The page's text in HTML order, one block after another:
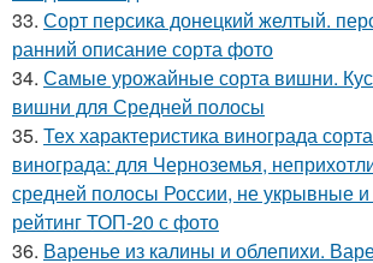
33. Сорт персика донецкий желтый.
ранний описание сорта фото
34. Самые урожайные сорта вишни.
вишни для Средней полосы
35. Тех характеристика винограда
винограда: для Черноземья,
средней полосы России, не укрывные
рейтинг ТОП-20 с фото
36. Варенье из калины и облепихи.